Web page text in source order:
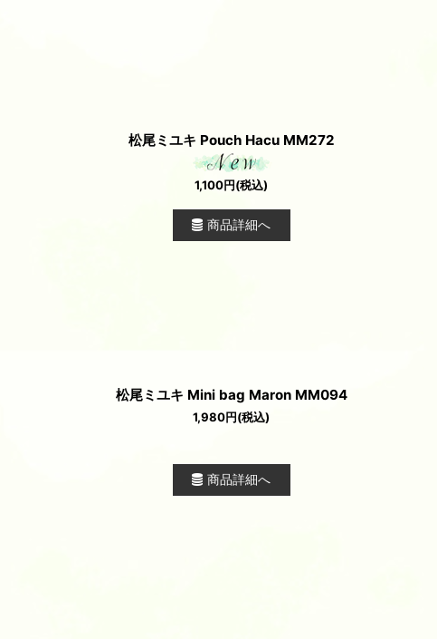
松尾ミユキ Pouch Hacu MM272
1,100円(税込)
商品詳細へ
松尾ミユキ Mini bag Maron MM094
1,980円(税込)
商品詳細へ